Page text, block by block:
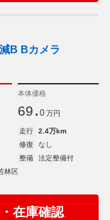
B Bカメラ
本体価格
69. 0 万円
走行
2.4万km
修復
なし
整備
法定整備付
林区
在庫確認